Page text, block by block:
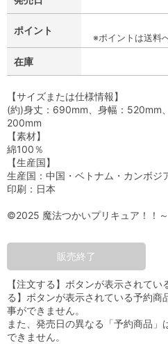
ポイント
※ポイントは送料
在庫
【サイズまたは仕様情報】
(約)身丈：690mm、身幅：520mm
200mm
【素材】
綿100％
【生産国】
生産国：中国・ベトナム・カンボジ
印刷：日本
©2025 魔法つかいプリキュア！！
販売終了
【注文する】ボタンが表示されて
る】ボタンが表示されている予約商
事ができません。
また、発売日の異なる「予約商品
できません。